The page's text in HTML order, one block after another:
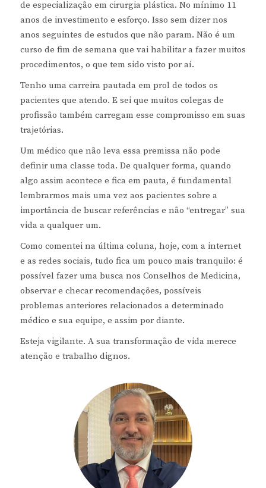
de especialização em cirurgia plástica. No mínimo 11
anos de investimento e esforço. Isso sem dizer nos
anos seguintes de estudos que não param. Não é um
curso de fim de semana que vai habilitar a fazer muitos
procedimentos, o que tem sido visto por aí.
Tenho uma carreira pautada em prol de todos os
pacientes que atendo. E sei que muitos colegas de
profissão também carregam esse compromisso em suas
trajetórias.
Um médico que não leva essa premissa não pode
definir uma classe toda. De qualquer forma, quando
algo assim acontece e fica em pauta, é fundamental
lembrarmos mais uma vez aos pacientes sobre a
importância de buscar referências e não “entregar” sua
vida a qualquer um.
Como comentei na última coluna, hoje, com a internet
e as redes sociais, tudo fica um pouco mais tranquilo: é
possível fazer uma busca nos Conselhos de Medicina,
observar e checar recomendações, possíveis
problemas anteriores relacionados a determinado
médico e sua equipe, e assim por diante.
Esteja vigilante. A sua transformação de vida merece
atenção e trabalho dignos.